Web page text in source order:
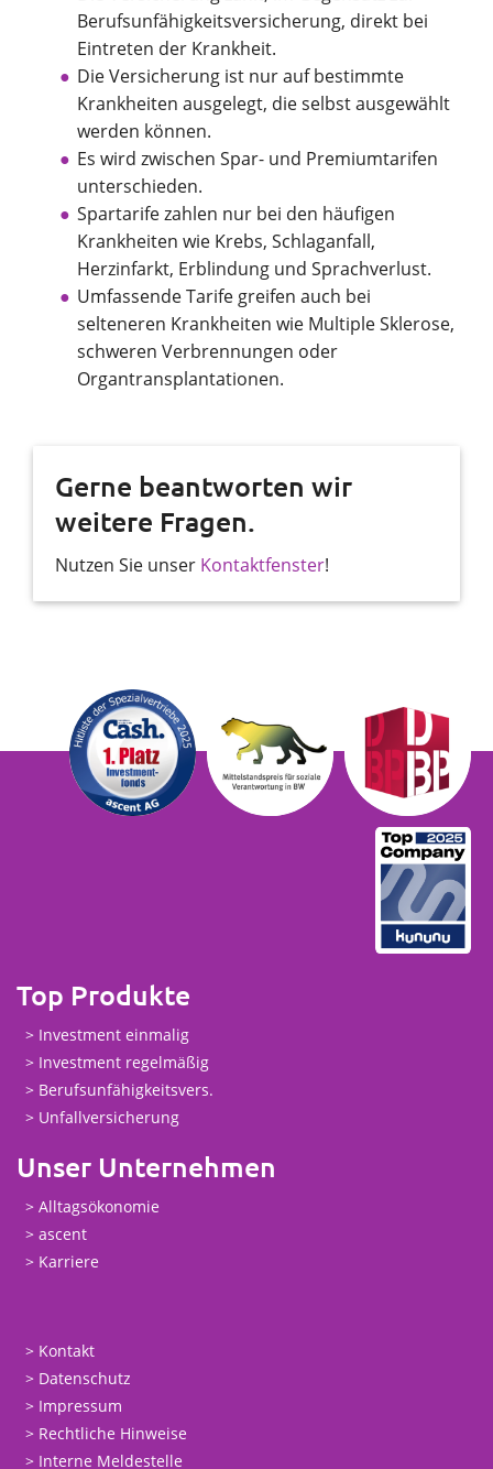
Berufsunfähigkeitsversicherung, direkt bei
Eintreten der Krankheit.
Die Versicherung ist nur auf bestimmte
Krankheiten ausgelegt, die selbst ausgewählt
werden können.
Es wird zwischen Spar- und Premiumtarifen
unterschieden.
Spartarife zahlen nur bei den häufigen
Krankheiten wie Krebs, Schlaganfall,
Herzinfarkt, Erblindung und Sprachverlust.
Umfassende Tarife greifen auch bei
selteneren Krankheiten wie Multiple Sklerose,
schweren Verbrennungen oder
Organtransplantationen.
Gerne beantworten wir
weitere Fragen.
Nutzen Sie unser Kontaktfenster!
Top Produkte
Investment einmalig
Investment regelmäßig
Berufsunfähigkeitsvers.
Unfallversicherung
Unser Unternehmen
Alltagsökonomie
ascent
Karriere
Kontakt
Datenschutz
Impressum
Rechtliche Hinweise
Interne Meldestelle